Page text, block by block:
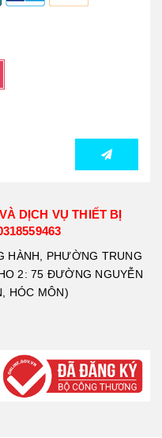
DỊCH VỤ THIẾT BỊ
HÀNH, PHƯỜNG TRUNG
2: 75 ĐƯỜNG NGUYỄN
HÓC MÔN)